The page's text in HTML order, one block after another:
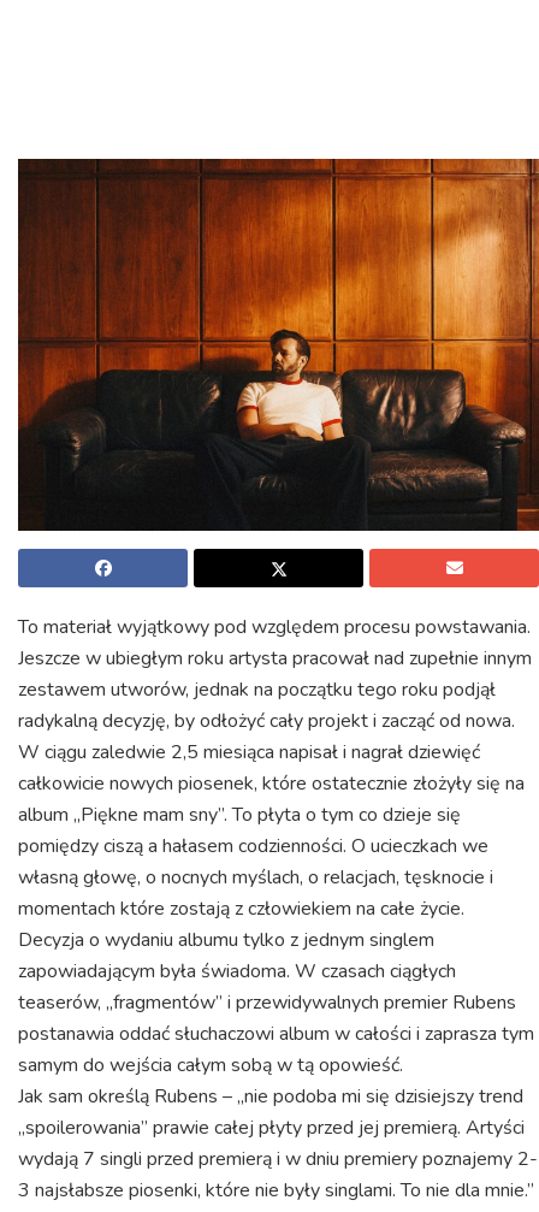
To materiał wyjątkowy pod względem procesu powstawania.
Jeszcze w ubiegłym roku artysta pracował nad zupełnie innym
zestawem utworów, jednak na początku tego roku podjął
radykalną decyzję, by odłożyć cały projekt i zacząć od nowa.
W ciągu zaledwie 2,5 miesiąca napisał i nagrał dziewięć
całkowicie nowych piosenek, które ostatecznie złożyły się na
album „Piękne mam sny”. To płyta o tym co dzieje się
pomiędzy ciszą a hałasem codzienności. O ucieczkach we
własną głowę, o nocnych myślach, o relacjach, tęsknocie i
momentach które zostają z człowiekiem na całe życie.
Decyzja o wydaniu albumu tylko z jednym singlem
zapowiadającym była świadoma. W czasach ciągłych
teaserów, „fragmentów” i przewidywalnych premier Rubens
postanawia oddać słuchaczowi album w całości i zaprasza tym
samym do wejścia całym sobą w tą opowieść.
Jak sam określą Rubens – „nie podoba mi się dzisiejszy trend
„spoilerowania” prawie całej płyty przed jej premierą. Artyści
wydają 7 singli przed premierą i w dniu premiery poznajemy 2-
3 najsłabsze piosenki, które nie były singlami. To nie dla mnie.”